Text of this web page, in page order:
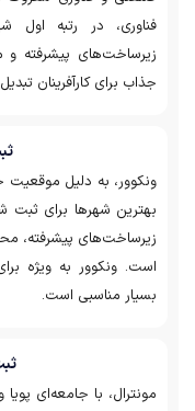
فناوری، در رتبه اول
زیرساخت‌های پیشرفته و
جذاب برای کارآفرینان
ونکوور، به دلیل موقعیت
بهترین شهرها برای ثبت
زیرساخت‌های پیشرفته،
است. ونکوور به ویژه
بسیار مناسبی است.
مونترال، با جامعه‌ای